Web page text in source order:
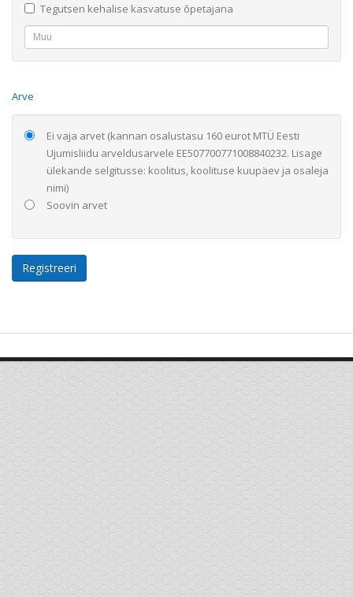
Tegutsen kehalise kasvatuse õpetajana
Arve
Ei vaja arvet (kannan osalustasu 160 eurot MTÜ Eesti
Ujumisliidu arveldusarvele EE507700771008840232. Lisage
ülekande selgitusse: koolitus, koolituse kuupäev ja osaleja
nimi)
Soovin arvet